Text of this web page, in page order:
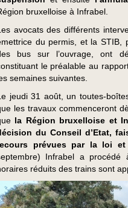
bruxelloise à Infrabel.
avocats des différents
du permis, et la STIB,
bus sur l’ouvrage, ont
le préalable au
semaines suivantes.
jeudi 31 août, un toutes-
les travaux commenceront
la Région bruxelloise et
du Conseil d’Etat,
prévues par la loi
Infrabel a procédé
réduits des trains sont